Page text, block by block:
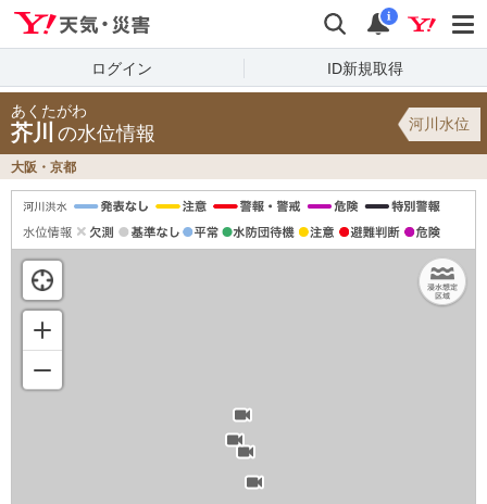
検索 通知
i
ログイン ID新規取得
あくたがわ
芥川 の水位情報 河川水位
大阪・京都